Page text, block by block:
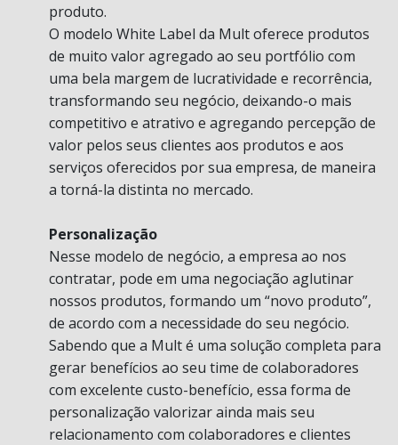
produto.
O modelo White Label da Mult oferece produtos
de muito valor agregado ao seu portfólio com
uma bela margem de lucratividade e recorrência,
transformando seu negócio, deixando-o mais
competitivo e atrativo e agregando percepção de
valor pelos seus clientes aos produtos e aos
serviços oferecidos por sua empresa, de maneira
a torná-la distinta no mercado.
Personalização
Nesse modelo de negócio, a empresa ao nos
contratar, pode em uma negociação aglutinar
nossos produtos, formando um “novo produto”,
de acordo com a necessidade do seu negócio.
Sabendo que a Mult é uma solução completa para
gerar benefícios ao seu time de colaboradores
com excelente custo-benefício, essa forma de
personalização valorizar ainda mais seu
relacionamento com colaboradores e clientes